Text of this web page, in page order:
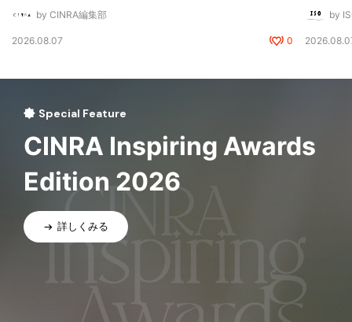
by CINRA編集部
2026.08.07 0
by
Special Feature
CINRA Inspiring Awards
Edition 2026
詳しくみる